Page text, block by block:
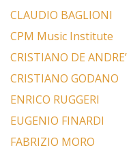
CLAUDIO BAGLIONI
CPM Music Institute
CRISTIANO DE ANDRE’
CRISTIANO GODANO
ENRICO RUGGERI
EUGENIO FINARDI
FABRIZIO MORO